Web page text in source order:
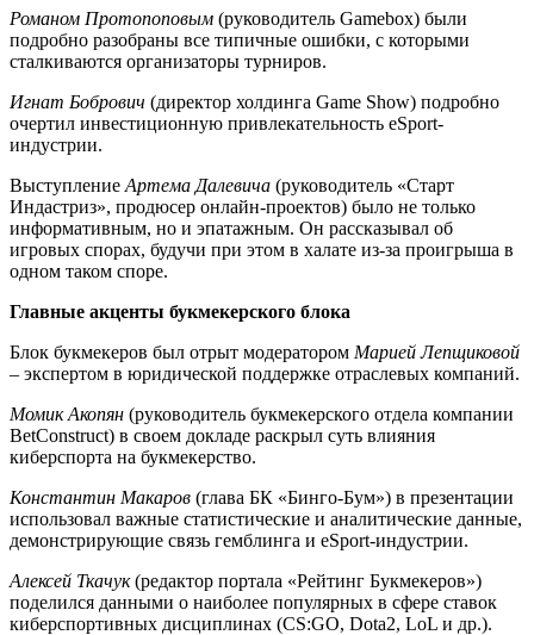
Романом Протопоповым (руководитель Gamebox) были
подробно разобраны все типичные ошибки, с которыми
сталкиваются организаторы турниров.
Игнат Бобрович (директор холдинга Game Show) подробно
очертил инвестиционную привлекательность eSport-
индустрии.
Выступление Артема Далевича (руководитель «Старт
Индастриз», продюсер онлайн-проектов) было не только
информативным, но и эпатажным. Он рассказывал об
игровых спорах, будучи при этом в халате из-за проигрыша в
одном таком споре.
Главные акценты букмекерского блока
Блок букмекеров был отрыт модератором Марией Лепщиковой
– экспертом в юридической поддержке отраслевых компаний.
Момик Акопян (руководитель букмекерского отдела компании
BetConstruct) в своем докладе раскрыл суть влияния
киберспорта на букмекерство.
Константин Макаров (глава БК «Бинго-Бум») в презентации
использовал важные статистические и аналитические данные,
демонстрирующие связь гемблинга и eSport-индустрии.
Алексей Ткачук(редактор портала «Рейтинг Букмекеров»)
поделился данными о наиболее популярных в сфере ставок
киберспортивных дисциплинах (CS:GO, Dota2, LoL и др.).